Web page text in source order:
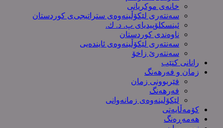
خانەی موکریانی
سەنتەری لێكۆڵینەوەی ستراتیجی‌ی كوردستان
ئینسکلۆپیدیای پ. د. ك.
ناوەندی کوردستان
سەنتەری لێکۆڵینەوەى ئایندەیی
سەنتەرێ زاخۆ
رانانی کتێب
زمان و فەرهەنگ
فێربوونی زمان
فەرهەنگ
لێکۆلینەوەی زمانەوانی
کۆمەڵایەتی
هەمەڕەنگ